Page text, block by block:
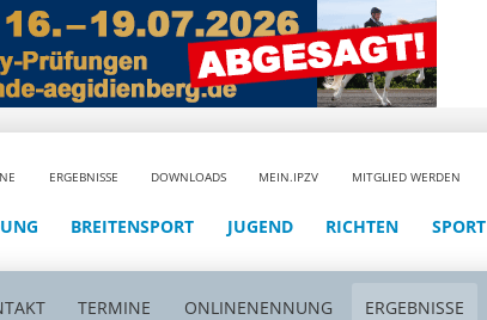
ERGEBNISSE DOWNLOADS MEIN.IPZV MITGLIED WERDEN
BREITENSPORT JUGEND RICHTEN SPORT
TERMINE ONLINENENNUNG ERGEBNISSE